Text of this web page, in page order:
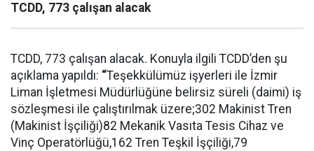
TCDD, 773 çalışan alacak
TCDD, 773 çalışan alacak. Konuyla ilgili TCDD’den şu
açıklama yapıldı: “Teşekkülümüz işyerleri ile İzmir
Liman İşletmesi Müdürlüğüne belirsiz süreli (daimi) iş
sözleşmesi ile çalıştırılmak üzere;302 Makinist Tren
(Makinist İşçiliği)82 Mekanik Vasıta Tesis Cihaz ve
Vinç Operatörlüğü,162 Tren Teşkil İşçiliği,79